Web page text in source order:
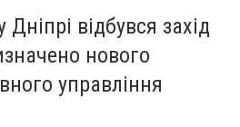
відбувся захід
нового
управління